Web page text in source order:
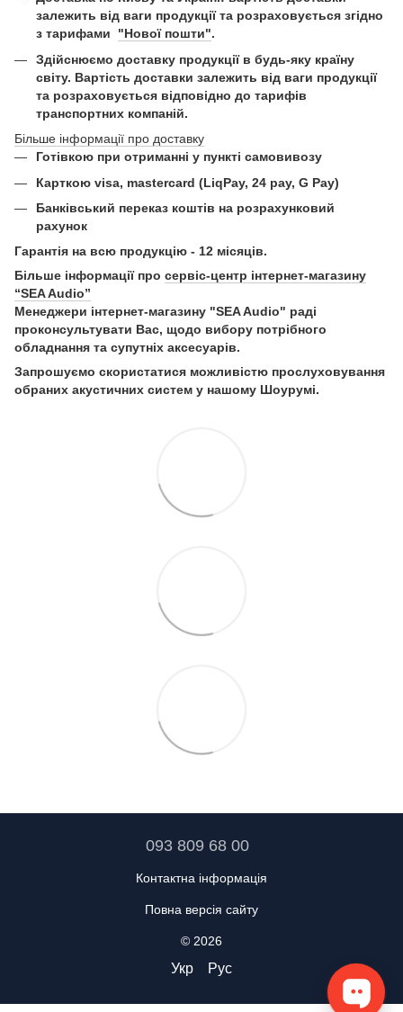
залежить від ваги продукції та розраховується згідно
з тарифами "Нової пошти".
Здійснюємо доставку продукції в будь-яку країну
світу. Вартість доставки залежить від ваги продукції
та розраховується відповідно до тарифів
транспортних компаній.
Більше інформації про доставку
Готівкою при отриманні у пункті самовивозу
Карткою visa, mastercard (LiqPay, 24 pay, G Pay)
Банківський переказ коштів на розрахунковий
рахунок
Гарантія на всю продукцію - 12 місяців.
Більше інформації про сервіс-центр інтернет-магазину
“SEA Audio”
Менеджери інтернет-магазину "SEA Audio" раді
проконсультувати Вас, щодо вибору потрібного
обладнання та супутніх аксесуарів.
Запрошуємо скористатися можливістю прослуховування
обраних акустичних систем у нашому Шоурумі.
093 809 68 00
Контактна інформація
Повна версія сайту
© 2026
Укр Рус